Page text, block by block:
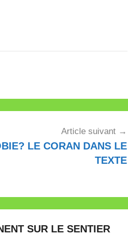
Article suivant
LE CORAN DANS LE
TEXTE
SUR LE SENTIER